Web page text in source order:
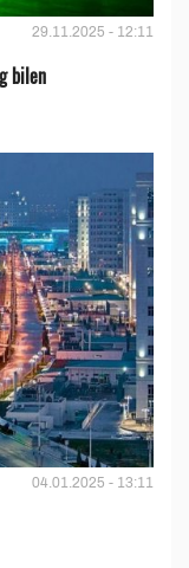
29.11.2025 - 12:11
bilen
04.01.2025 - 13:11